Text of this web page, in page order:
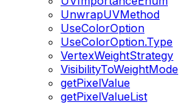
UnwrapUVMethod
UseColorOption
UseColorOption.Type
VertexWeightStrategy
VisibilityToWeightMode
getPixelValue
getPixelValueList